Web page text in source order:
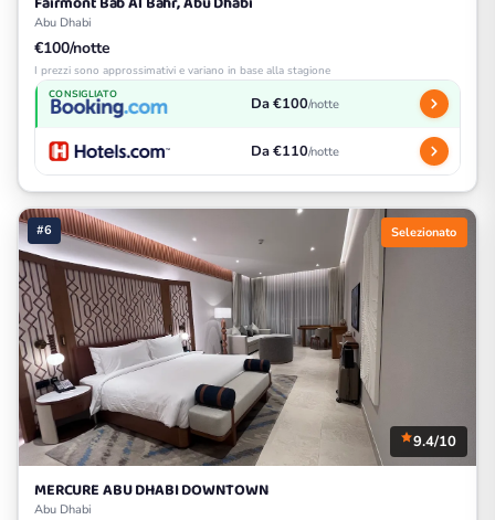
Abu Dhabi
€100/notte
I prezzi sono approssimativi e variano in base alla stagione
CONSIGLIATO Da €100/notte
Da €110/notte
#6 Selezionato
9.4/10
MERCURE ABU DHABI DOWNTOWN
Abu Dhabi